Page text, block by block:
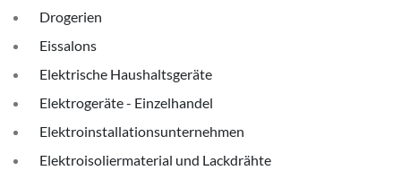
Drogerien
Eissalons
Elektrische Haushaltsgeräte
Elektrogeräte - Einzelhandel
Elektroinstallationsunternehmen
Elektroisoliermaterial und Lackdrähte